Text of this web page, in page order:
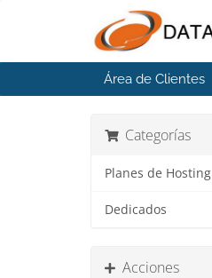
Área de Clientes
Categorías
Planes de Hosting
Dedicados
Acciones